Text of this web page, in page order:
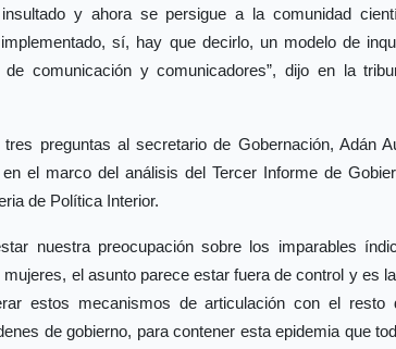
y ahora se persigue a la comunidad
sí, hay que decirlo, un modelo de
comunicación y comunicadores”, dijo en la
tres preguntas al secretario de Gobernación, Adán
en el marco del análisis del Tercer Informe de
de Política Interior.
nuestra preocupación sobre los imparables
el asunto parece estar fuera de control y es
estos mecanismos de articulación con el resto
de gobierno, para contener esta epidemia que